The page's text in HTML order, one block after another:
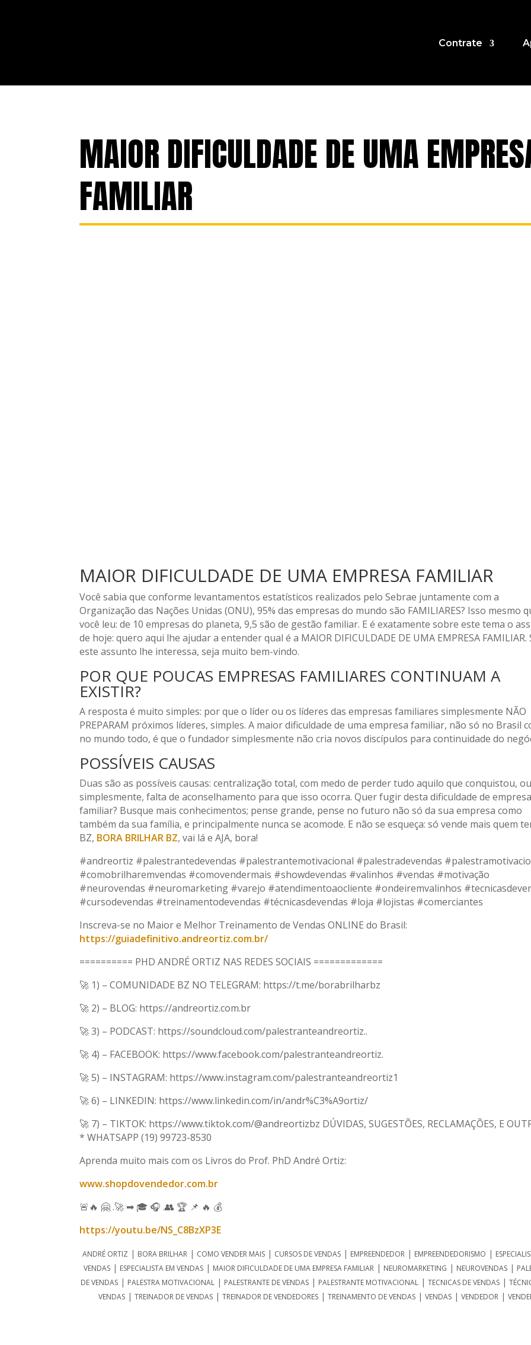
Contrate
MAIOR DIFICULDADE DE UMA
FAMILIAR
MAIOR DIFICULDADE DE UMA EMPRESA FAMILIAR
Você sabia que conforme levantamentos estatísticos realizados pelo Sebrae juntamente com a
Organização das Nações Unidas (ONU), 95% das empresas do mundo são FAMILIARES? Isso mesmo
você leu: de 10 empresas do planeta, 9,5 são de gestão familiar. E é exatamente sobre este tema o
de hoje: quero aqui lhe ajudar a entender qual é a MAIOR DIFICULDADE DE UMA EMPRESA FAMILIAR.
este assunto lhe interessa, seja muito bem-vindo.
POR QUE POUCAS EMPRESAS FAMILIARES CONTINUAM A
EXISTIR?
A resposta é muito simples: por que o líder ou os líderes das empresas familiares simplesmente NÃO
PREPARAM próximos líderes, simples. A maior dificuldade de uma empresa familiar, não só no Brasil
no mundo todo, é que o fundador simplesmente não cria novos discípulos para continuidade do
POSSÍVEIS CAUSAS
Duas são as possíveis causas: centralização total, com medo de perder tudo aquilo que conquistou, ou
simplesmente, falta de aconselhamento para que isso ocorra. Quer fugir desta dificuldade de empresa
familiar? Busque mais conhecimentos; pense grande, pense no futuro não só da sua empresa como
também da sua família, e principalmente nunca se acomode. E não se esqueça: só vende mais quem
BZ, BORA BRILHAR BZ, vai lá e AJA, bora!
#andreortiz #palestrantedevendas #palestrantemotivacional #palestradevendas
#comobrilharemvendas #comovendermais #showdevendas #valinhos #vendas #motivação
#neurovendas #neuromarketing #varejo #atendimentoaocliente #ondeiremvalinhos
#cursodevendas #treinamentodevendas #técnicasdevendas #loja #lojistas #comerciantes
Inscreva-se no Maior e Melhor Treinamento de Vendas ONLINE do Brasil:
https://guiadefinitivo.andreortiz.com.br/
========== PHD ANDRÉ ORTIZ NAS REDES SOCIAIS =============
🚀 1) – COMUNIDADE BZ NO TELEGRAM: https://t.me/borabrilharbz
🚀 2) – BLOG: https://andreortiz.com.br
🚀 3) – PODCAST: https://soundcloud.com/palestranteandreortiz..
🚀 4) – FACEBOOK: https://www.facebook.com/palestranteandreortiz.
🚀 5) – INSTAGRAM: https://www.instagram.com/palestranteandreortiz1
🚀 6) – LINKEDIN: https://www.linkedin.com/in/andr%C3%A9ortiz/
🚀 7) – TIKTOK: https://www.tiktok.com/@andreortizbz DÚVIDAS, SUGESTÕES, RECLAMAÇÕES, E
* WHATSAPP (19) 99723-8530
Aprenda muito mais com os Livros do Prof. PhD André Ortiz:
www.shopdovendedor.com.br
🚨🔥 🤗 .🚀 ➡ 🎓 🎧 .👥 🏆 📌 🔥 💰
https://youtu.be/NS_C8BzXP3E
ANDRÉ ORTIZ | BORA BRILHAR | COMO VENDER MAIS | CURSOS DE VENDAS | EMPREENDEDOR | EMPREENDEDORISMO |
VENDAS| ESPECIALISTA EM VENDAS| MAIOR DIFICULDADE DE UMA EMPRESA FAMILIAR| NEUROMARKETING | NEUROVENDAS|
DE VENDAS| PALESTRA MOTIVACIONAL| PALESTRANTE DE VENDAS| PALESTRANTE MOTIVACIONAL| TECNICAS DE VENDAS|
VENDAS |TREINADOR DE VENDAS |TREINADOR DE VENDEDORES |TREINAMENTO DE VENDAS |VENDAS |VENDEDOR |